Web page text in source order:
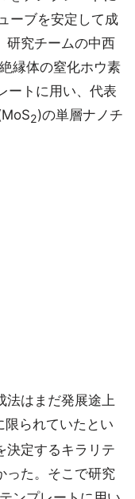
ーブを安定して成
研究チームの中西
縁体の窒化ホウ素
ートに用い、代表
2)の単層ナノチ
法はまだ発展途上
限られていたとい
決定するキラリテ
った。そこで研究